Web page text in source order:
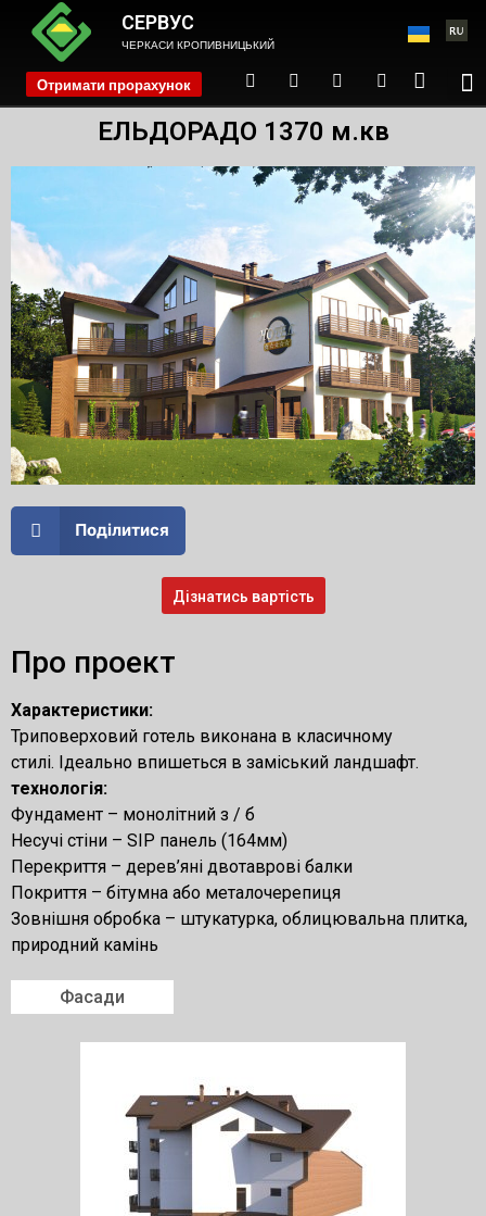
СЕРВУС
ЧЕРКАСИ КРОПИВНИЦЬКИЙ
Отримати прорахунок phone
ЕЛЬДОРАДО 1370 м.кв
Поділитися
Дізнатись вартість
Про проект
Характеристики:
Триповерховий готель виконана в класичному
стилі. Ідеально впишеться в заміський ландшафт.
технологія:
Фундамент – монолітний з / б
Несучі стіни – SIP панель (164мм)
Перекриття – дерев’яні двотаврові балки
Покриття – бітумна або металочерепиця
Зовнішня обробка – штукатурка, облицювальна плитка,
природний камінь
Фасади